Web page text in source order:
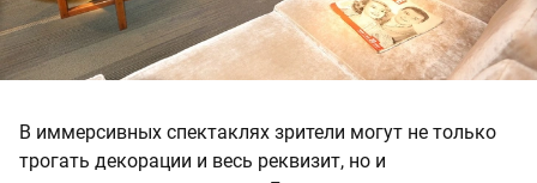
В иммерсивных спектаклях зрители могут не только
трогать декорации и весь реквизит, но и